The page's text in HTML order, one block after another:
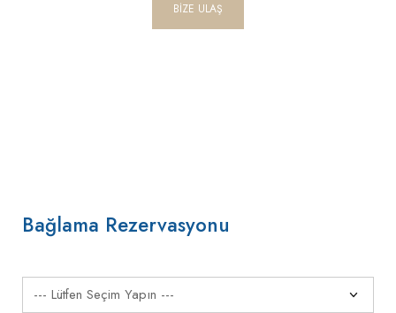
BİZE ULAŞ
Bağlama Rezervasyonu